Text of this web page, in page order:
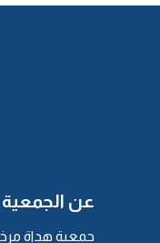
عن الجمعية
جمعية هداة